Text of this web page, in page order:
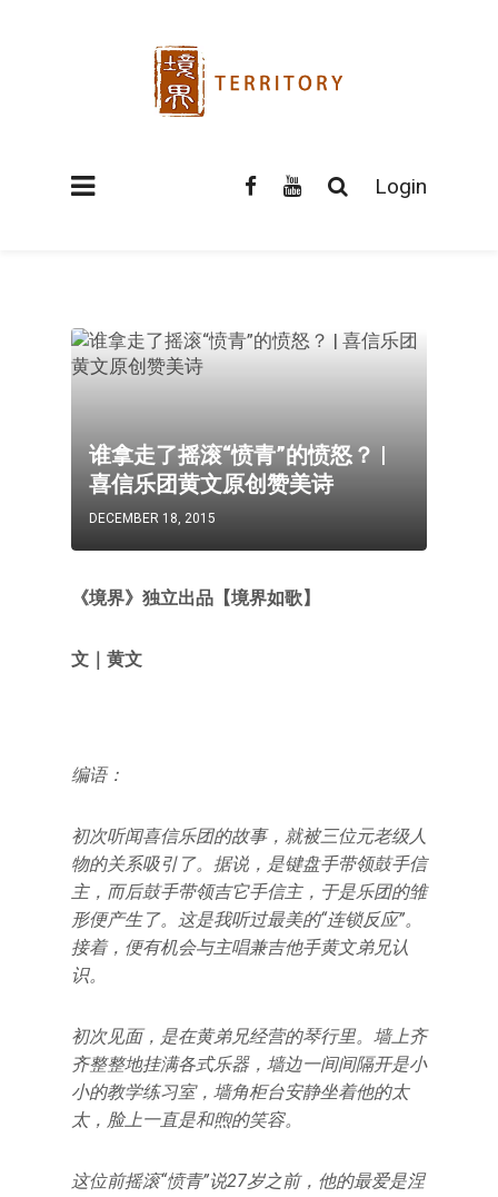
Login
谁拿走了摇滚“愤青”的愤怒？ |
喜信乐团黄文原创赞美诗
DECEMBER 18, 2015
《境界》独立出品【境界如歌】
文｜黄文
编语：
初次听闻喜信乐团的故事，就被三位元老级人
物的关系吸引了。据说，是键盘手带领鼓手信
主，而后鼓手带领吉它手信主，于是乐团的雏
形便产生了。这是我听过最美的“连锁反应”。
接着，便有机会与主唱兼吉他手黄文弟兄认
识。
初次见面，是在黄弟兄经营的琴行里。墙上齐
齐整整地挂满各式乐器，墙边一间间隔开是小
小的教学练习室，墙角柜台安静坐着他的太
太，脸上一直是和煦的笑容。
这位前摇滚“愤青”说27岁之前，他的最爱是涅